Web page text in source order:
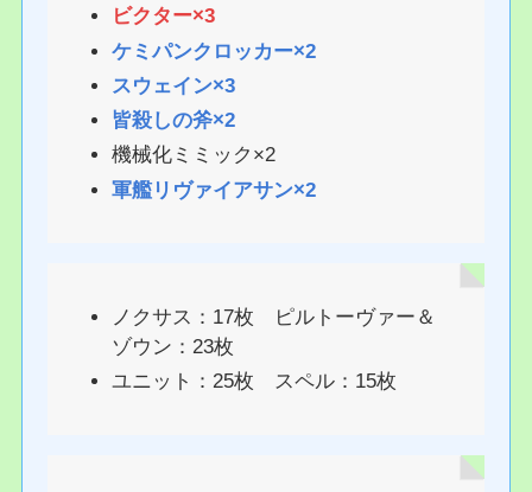
ビクター×3
ケミパンクロッカー×2
スウェイン×3
皆殺しの斧×2
機械化ミミック×2
軍艦リヴァイアサン×2
ノクサス：17枚 ピルトーヴァー＆
ゾウン：23枚
ユニット：25枚 スペル：15枚